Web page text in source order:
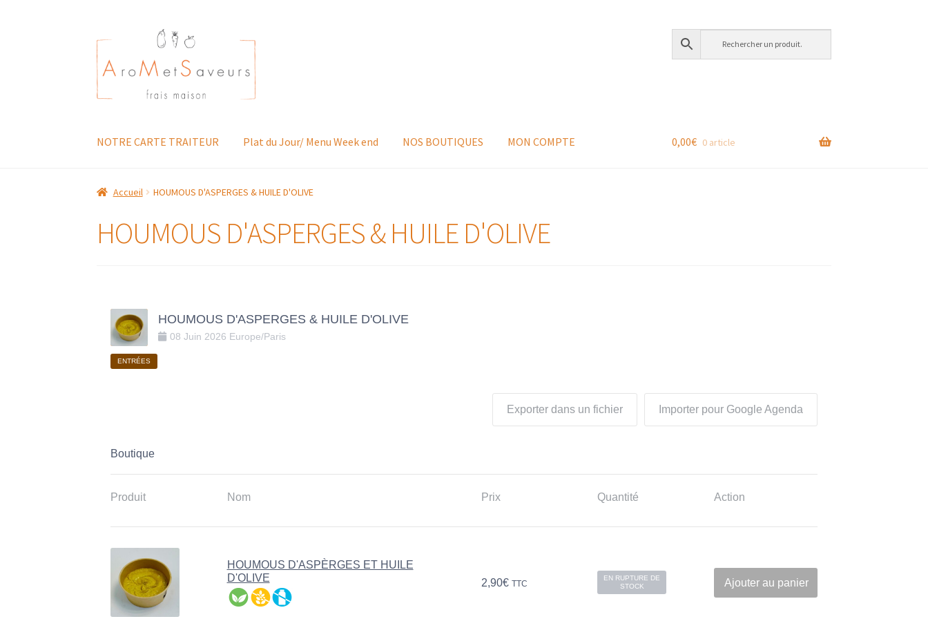
Aller
à
la
navigation
Aller
au
contenu
NOTRE CARTE TRAITEUR Plat du Jour/ Menu Week end NOS BOUTIQUES MON COMPTE 0,00€ 0 article
Accueil HOUMOUS D'ASPERGES & HUILE D'OLIVE
HOUMOUS D'ASPERGES & HUILE D'OLIVE
HOUMOUS D'ASPERGES & HUILE D'OLIVE
08 Juin 2026 Europe/Paris
ENTRÉES
Exporter dans un fichier Importer pour Google Agenda
Boutique
Produit Nom Prix Quantité Action
HOUMOUS D'ASPÈRGES ET HUILE
D'OLIVE
2,90€ TTC
EN RUPTURE DE
STOCK
Ajouter au panier